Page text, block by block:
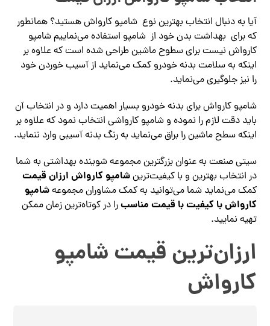
آیا به دنبال انتخاب بهترین نوع شامپو کارواش هستید؟ همانطور
که برای بهداشت بدن خود از شامپو استفاده می‌نماییم شامپو
کارواش نیست برای سطوح ماشین طراحی شده است که علاوه بر
اینکه به سلامت بدنه خودرو کمک می‌نماید از آسیب خوردن خود
را نیز جلوگیری می‌نماید.
شامپو کارواش برای بدنه خودرو بسیار اهمیت دارد و در انتخاب آن
باید دقت لازم را نموده و شامپو کارواشی انتخاب نمود که علاوه بر
اینکه سطح ماشین را براق می‌نماید به رنگ بدنه آسیبی وارد ننماید.
سیتی صنعت به عنوان بزرگترین مجموعه شوینده بهداشتی به شما
در انتخاب بهترین و با کیفیت‌ترینشامپو کارواش ارزان قیمت
کمک می‌نماید شما می‌توانید به کمک مشاوران مجموعهشامپو
کارواش با کیفیت با قیمت مناسبرا در کوتاه‌ترین زمان ممکن
تهیه نمایید.
ارزان‌ترین قیمت شامپو
کارواش